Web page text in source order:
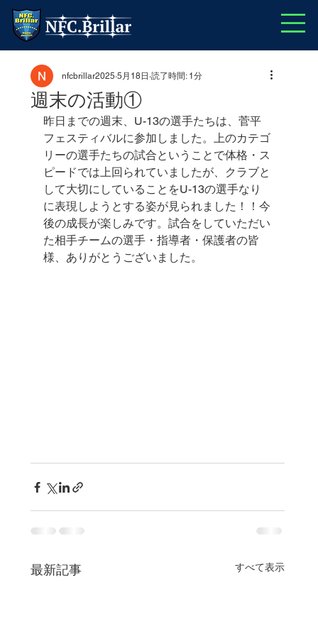
週末の活動①
nfcbrillar2025 5月18日 読了時間: 1分
昨日までの週末、U-13の選手たちは、菅平
フェスティバルに参加しました。上のカテゴ
リーの選手たちの試合ということで体格・ス
ピードでは上回られていましたが、クラブと
して大切にしていることをU-13の選手なり
に表現しようとする姿が見られました！！今
後の成長が楽しみです。試合をしていただい
た相手チームの選手・指導者・保護者の皆
様、ありがとうございました。
最新記事 すべて表示